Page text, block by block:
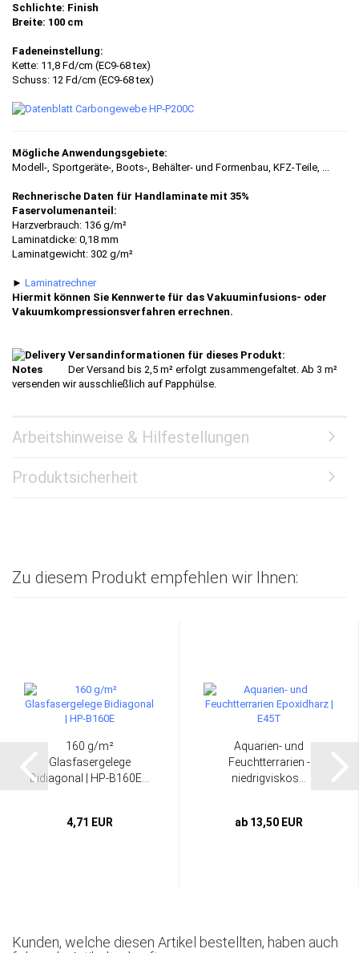
Schlichte: Finish
Breite: 100 cm
Fadeneinstellung:
Kette: 11,8 Fd/cm (EC9-68 tex)
Schuss: 12 Fd/cm (EC9-68 tex)
Mögliche Anwendungsgebiete:
Modell-, Sportgeräte-, Boots-, Behälter- und Formenbau, KFZ-Teile, ...
Rechnerische Daten für Handlaminate mit 35%
Faservolumenanteil:
Harzverbrauch: 136 g/m²
Laminatdicke: 0,18 mm
Laminatgewicht: 302 g/m²
► Laminatrechner
Hiermit können Sie Kennwerte für das Vakuuminfusions- oder
Vakuumkompressionsverfahren errechnen.
Versandinformationen für dieses Produkt:
Der Versand bis 2,5 m² erfolgt zusammengefaltet. Ab 3 m²
versenden wir ausschließlich auf Papphülse.
Arbeitshinweise & Hilfestellungen
Produktsicherheit
Zu diesem Produkt empfehlen wir Ihnen:
160 g/m²
Glasfasergelege
Bidiagonal | HP-B160E...
4,71 EUR
Aquarien- und
Feuchtterrarien -
niedrigviskos...
ab 13,50 EUR
Kunden, welche diesen Artikel bestellten, haben auch